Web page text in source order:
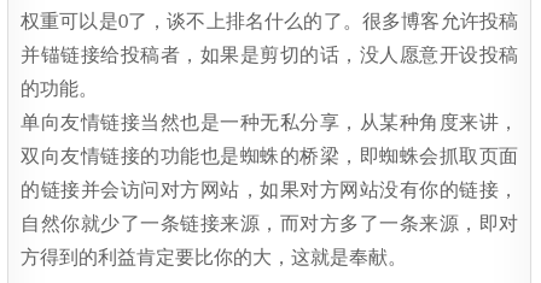
权重可以是0了，谈不上排名什么的了。很多博客允许投稿
并锚链接给投稿者，如果是剪切的话，没人愿意开设投稿
的功能。
单向友情链接当然也是一种无私分享，从某种角度来讲，
双向友情链接的功能也是蜘蛛的桥梁，即蜘蛛会抓取页面
的链接并会访问对方网站，如果对方网站没有你的链接，
自然你就少了一条链接来源，而对方多了一条来源，即对
方得到的利益肯定要比你的大，这就是奉献。